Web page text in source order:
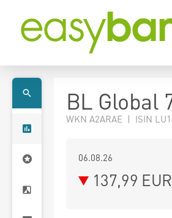
BL Global
WKN A2ARAE | ISIN
06.08.26
137,99 EUR